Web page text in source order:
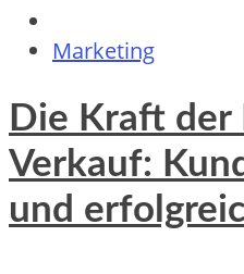
Marketing
Die Kraft der
Verkauf:
und